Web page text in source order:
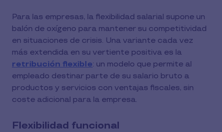
Para las empresas, la flexibilidad salarial supone un
balón de oxígeno para mantener su competitividad
en situaciones de crisis. Una variante cada vez
más extendida en su vertiente positiva es la
retribución flexible: un modelo que permite al
empleado destinar parte de su salario bruto a
productos y servicios con ventajas fiscales, sin
coste adicional para la empresa.
Flexibilidad funcional